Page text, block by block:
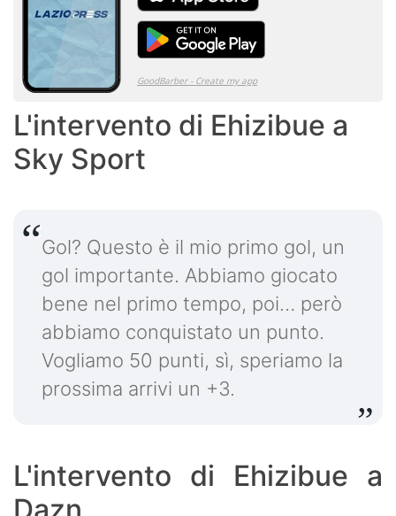
L'intervento di Ehizibue a
Sky Sport
Gol? Questo è il mio primo gol, un
gol importante. Abbiamo giocato
bene nel primo tempo, poi… però
abbiamo conquistato un punto.
Vogliamo 50 punti, sì, speriamo la
prossima arrivi un +3.
L'intervento di Ehizibue a